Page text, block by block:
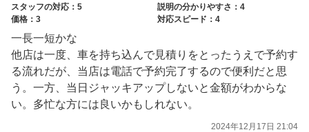
スタッフの対応：5
説明の分かりやすさ：4
価格：3
対応スピード：4
一長一短かな
他店は一度、車を持ち込んで見積りをとったうえで予約す
る流れだが、当店は電話で予約完了するので便利だと思
う。一方、当日ジャッキアップしないと金額がわからな
い。多忙な方には良いかもしれない。
2024年12月17日 21:04